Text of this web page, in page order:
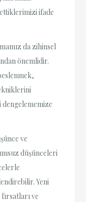
ifade
da zihinsel
önemlidir.
ve
düşünceleri
Yeni
ve